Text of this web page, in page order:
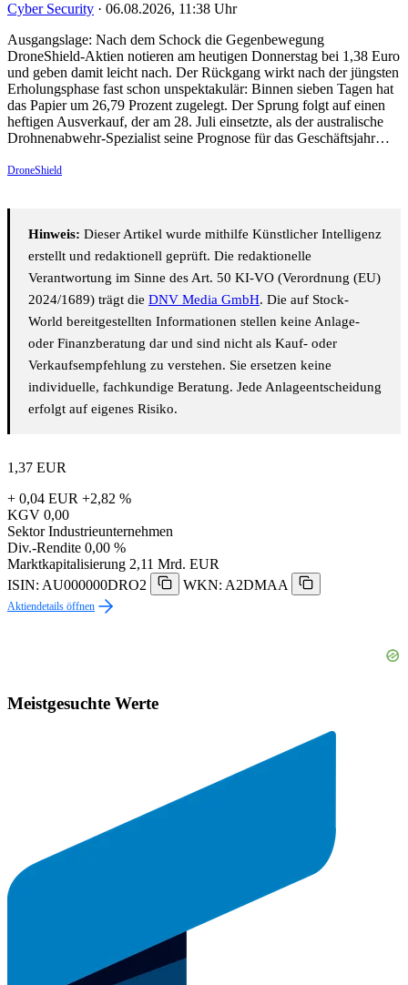
Cyber Security · 06.08.2026, 11:38 Uhr
Ausgangslage: Nach dem Schock die Gegenbewegung
DroneShield-Aktien notieren am heutigen Donnerstag bei 1,38 Euro
und geben damit leicht nach. Der Rückgang wirkt nach der jüngsten
Erholungsphase fast schon unspektakulär: Binnen sieben Tagen hat
das Papier um 26,79 Prozent zugelegt. Der Sprung folgt auf einen
heftigen Ausverkauf, der am 28. Juli einsetzte, als der australische
Drohnenabwehr-Spezialist seine Prognose für das Geschäftsjahr…
DroneShield
Hinweis: Dieser Artikel wurde mithilfe Künstlicher Intelligenz
erstellt und redaktionell geprüft. Die redaktionelle
Verantwortung im Sinne des Art. 50 KI-VO (Verordnung (EU)
2024/1689) trägt die DNV Media GmbH. Die auf Stock-
World bereitgestellten Informationen stellen keine Anlage-
oder Finanzberatung dar und sind nicht als Kauf- oder
Verkaufsempfehlung zu verstehen. Sie ersetzen keine
individuelle, fachkundige Beratung. Jede Anlageentscheidung
erfolgt auf eigenes Risiko.
1,37 EUR
+ 0,04 EUR +2,82 %
KGV 0,00
Sektor Industrieunternehmen
Div.-Rendite 0,00 %
Marktkapitalisierung 2,11 Mrd. EUR
ISIN: AU000000DRO2
WKN: A2DMAA
Aktiendetails öffnen
Meistgesuchte Werte